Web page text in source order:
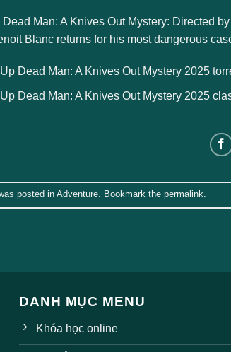
Dead Man: A Knives Out Mystery: Directed
Blanc returns for his most dangerous
Dead Man: A Knives Out Mystery 2025
Dead Man: A Knives Out Mystery 2025
posted in Adventure. Bookmark the permalink.
DANH MỤC MENU
Khóa học online